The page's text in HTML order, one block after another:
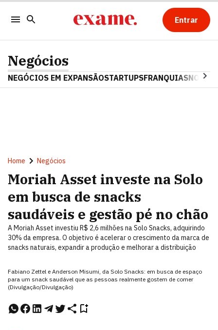
Entrar
Negócios
NEGÓCIOS EM EXPANSÃOSTARTUPSFRANQUIAS
Home Negócios
Moriah Asset investe na Solo
em busca de snacks
saudáveis e gestão pé no chão
A Moriah Asset investiu R$ 2,6 milhões na Solo Snacks, adquirindo
30% da empresa. O objetivo é acelerar o crescimento da marca de
snacks naturais, expandir a produção e melhorar a distribuição
Fabiano Zettel e Anderson Misumi, da Solo Snacks: em busca de espaço
para um snack saudável que as pessoas realmente gostem de comer
(Divulgação/Divulgação)